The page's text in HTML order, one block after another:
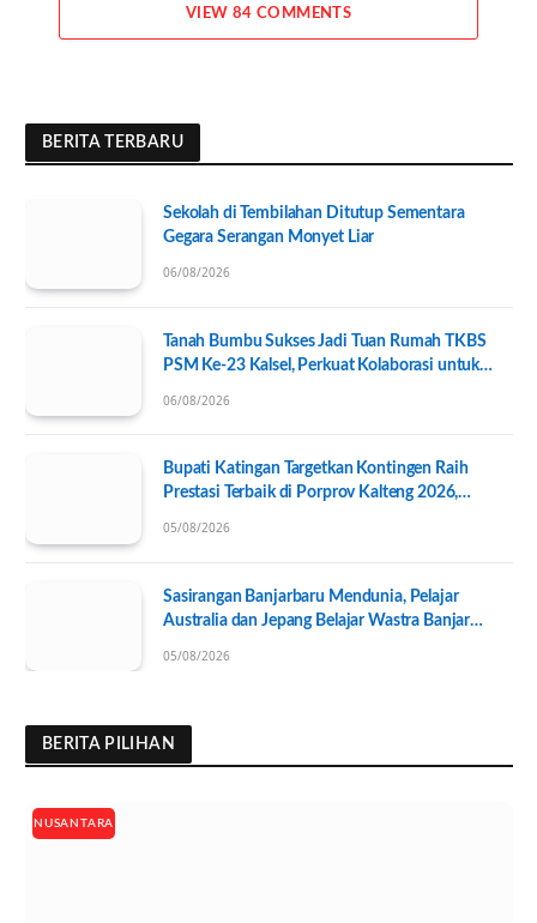
VIEW 84 COMMENTS
BERITA TERBARU
Sekolah di Tembilahan Ditutup Sementara
Gegara Serangan Monyet Liar
06/08/2026
Tanah Bumbu Sukses Jadi Tuan Rumah TKBS
PSM Ke-23 Kalsel, Perkuat Kolaborasi untuk
06/08/2026
Bupati Katingan Targetkan Kontingen Raih
Prestasi Terbaik di Porprov Kalteng 2026,
05/08/2026
Sasirangan Banjarbaru Mendunia, Pelajar
Australia dan Jepang Belajar Wastra Banjar
05/08/2026
BERITA PILIHAN
NUSANTARA